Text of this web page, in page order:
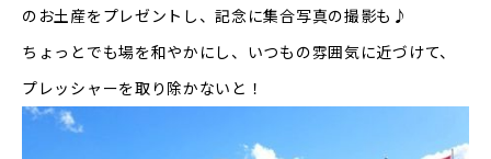
のお土産をプレゼントし、記念に集合写真の撮影も♪
ちょっとでも場を和やかにし、いつもの雰囲気に近づけて、
プレッシャーを取り除かないと！